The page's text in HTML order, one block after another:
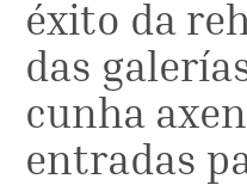
éxito da
das
cunha
entradas